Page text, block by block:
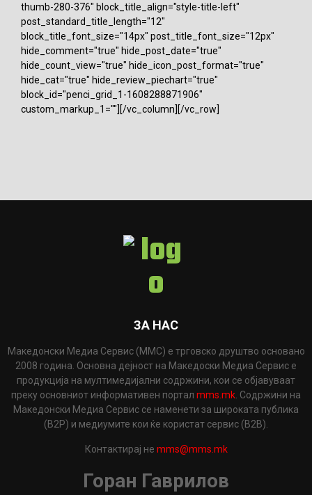
thumb-280-376" block_title_align="style-title-left"
post_standard_title_length="12"
block_title_font_size="14px" post_title_font_size="12px"
hide_comment="true" hide_post_date="true"
hide_count_view="true" hide_icon_post_format="true"
hide_cat="true" hide_review_piechart="true"
block_id="penci_grid_1-1608288871906"
custom_markup_1=""][/vc_column][/vc_row]
ЗА НАС
Македонски Медиа Сервис (ММС) е трговско друштво основано
2008 година. Основна дејност на Македоски Медиа Сервис е
продукција на мултимедијални содржини, кои се објавуваат
преку основниот информативен портал mms.mk . Содржини на
Македонски Медиа Сервис се наменети за широката публика
(B2P) и медиумите кои ќе користат сервис (B2B).
Контактирај не mms@mms.mk
Горан Гаврилов